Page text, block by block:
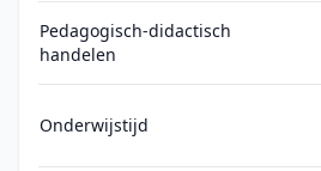
Pedagogisch-didactisch
handelen
Onderwijstijd